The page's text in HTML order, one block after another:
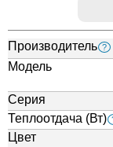
Производитель ?
Модель
Серия
Теплоотдача (Вт)
Цвет